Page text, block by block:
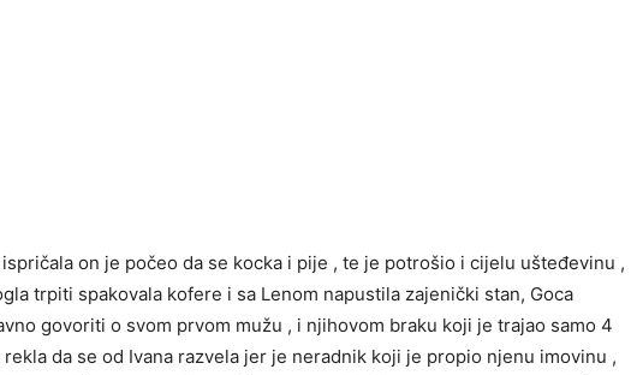
on je počeo da se kocka i pije , te je potrošio i cijelu ušteđevinu ,
trpiti spakovala kofere i sa Lenom napustila zajenički stan, Goca
govoriti o svom prvom mužu , i njihovom braku koji je trajao samo 4
da se od Ivana razvela jer je neradnik koji je propio njenu imovinu ,